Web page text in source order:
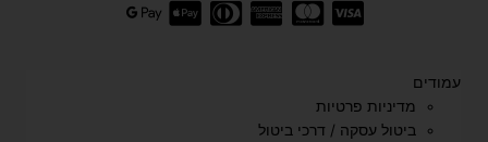
עמודים
מדיניות פרטיות
ביטול עסקה / דרכי ביטול